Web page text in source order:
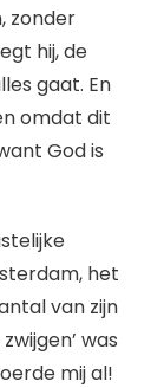
zonder
hij, de
gaat. En
omdat dit
God is
het
van zijn
was
mij al!